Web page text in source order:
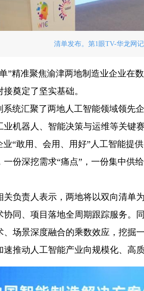
清单发布。第1眼TV-华龙网
”精准聚焦渝津两地制造业企业在
奠定了坚实基础。
系统汇聚了两地人工智能领域领先
机器人、智能决策与运维等关键
“敢用、会用、用好”人工智能提
份深挖需求“痛点”，一份集中供
负责人表示，两地将以双向清单
同、项目落地全周期跟踪服务。
场景深度融合的乘数效应，挖掘
推动人工智能产业向规模化、高质